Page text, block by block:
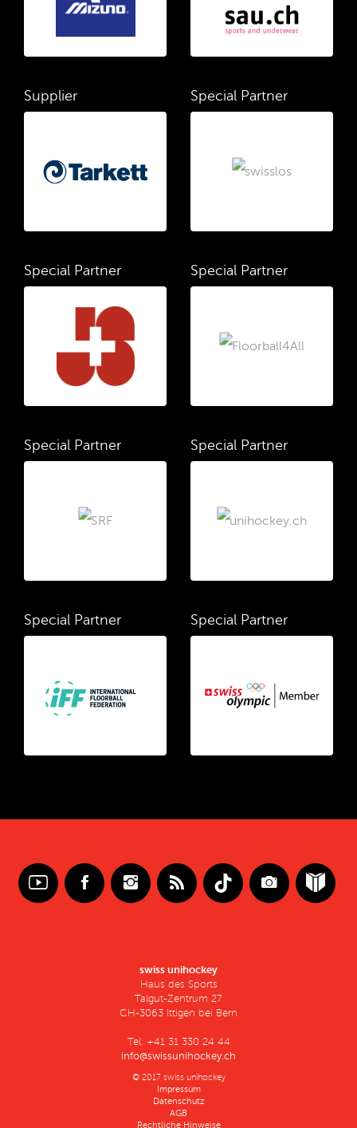
Supplier Special Partner
Special Partner Special Partner
Special Partner Special Partner
Special Partner Special Partner
swiss unihockey
Haus des Sports
Talgut-Zentrum 27
CH-3063 Ittigen bei Bern
Tel. +41 31 330 24 44
info@swissunihockey.ch
© 2017 swiss unihockey
Impressum
Datenschutz
AGB
Rechtliche Hinweise